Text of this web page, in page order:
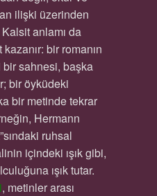
ilişki üzerinden
anlamı da
bir romanın
bir sahnesi, başka
bir öyküdeki
bir metinde tekrar
Hermann
ruhsal
içindeki ışık gibi,
ışık tutar.
, metinler arası